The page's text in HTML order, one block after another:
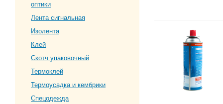
оптики
Лента сигнальная
Изолента
Клей
Скотч упаковочный
Термоклей
Термоусадка и кембрики
Спецодежда